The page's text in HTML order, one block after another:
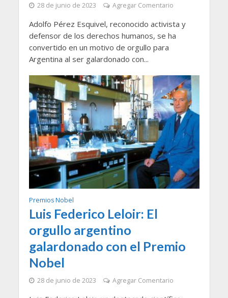
28 de junio de 2023 Agregar Comentario
Adolfo Pérez Esquivel, reconocido activista y
defensor de los derechos humanos, se ha
convertido en un motivo de orgullo para
Argentina al ser galardonado con...
Premios Nobel
Luis Federico Leloir: El
orgullo argentino
galardonado con el Premio
Nobel
28 de junio de 2023 Agregar Comentario